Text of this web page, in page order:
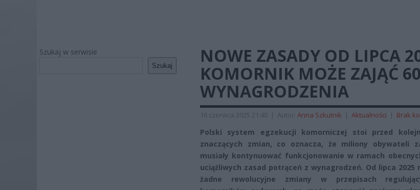
Szukaj w serwisie
Szukaj
NOWE ZASADY OD LIPCA
KOMORNIK MOŻE ZAJĄĆ
WYNAGRODZENIA
16 czerwca 2025 21:40 | Autor: Anna Szkutnik | Aktualności | Brak
Polski system egzekucji komorniczej stoi przed
znaczących zmian, co oznacza, że miliony obywateli
musiały kontynuować funkcjonowanie w ramach
uciążliwych zasad potrąceń z wynagrodzeń. Od lipca 2025
żadne rewolucyjne zmiany w przepisach